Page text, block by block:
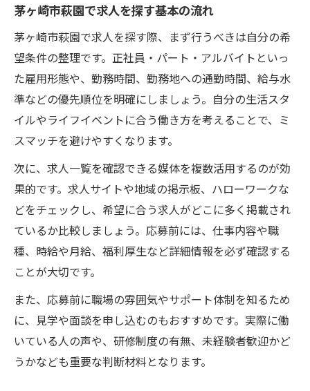
初めての仕事選びで気をつけたいこと
研修制度が充実した求人の特徴とは
未経験でも安心して働ける環境の探し方
ワークライフバランスを叶える求人選択術
求人選びで叶える理想のワークバランス
求人情報から読み取る勤務時間の工夫
プライベート重視で選ぶ求人一覧の活用法
家庭と両立しやすい求人の見つけ方
柔軟な働き方を実現する求人の選び方
パートやアルバイトで始める萩園の働き方
求人一覧から始めるパートの仕事探し
アルバイト求人の魅力と選び方ポイント
時短勤務可能な求人の探し方とは
働きやすい職場環境の求人を選ぶコツ
未経験歓迎パート求人の安心ポイント
職場環境重視なら萩園の求人が注目
茅ヶ崎市萩園で求人を探す基本の流れ
茅ヶ崎市萩園で求人を探す際、まず行うべきは自分の希
望条件の整理です。正社員・パート・アルバイトといっ
た雇用形態や、勤務時間、勤務地への通勤時間、給与水
準などの優先順位を明確にしましょう。自分の生活スタ
イルやライフイベントに合う働き方を考えることで、ミ
スマッチを避けやすくなります。
次に、求人一覧を確認できる媒体を複数活用するのが効
果的です。求人サイトや地域の掲示板、ハローワークな
どをチェックし、希望に合う求人がどこに多く掲載され
ているか比較しましょう。応募前には、仕事内容や職
種、時給や月給、福利厚生など詳細情報を必ず確認する
ことが大切です。
また、応募前に職場の雰囲気やサポート体制を知るため
に、見学や面談を申し込むのもおすすめです。実際に働
いている人の声や、研修制度の有無、未経験者歓迎かど
うかなども重要な判断材料となります。